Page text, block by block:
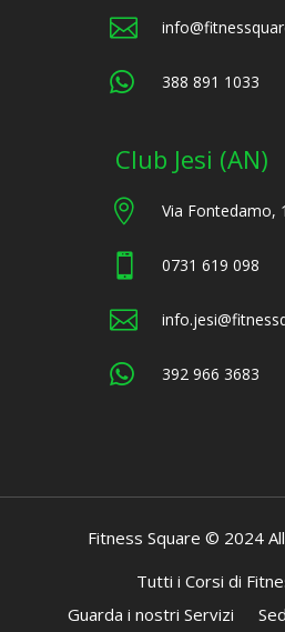

 388 891 1033
Club Jesi (AN)
 Via Fontedamo,
 0731 619 098

 392 966 3683
Fitness Square © 2024
Tutti i Corsi di
Guarda i nostri Servizi